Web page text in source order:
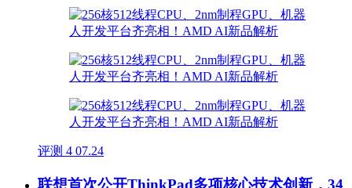
评测 4 07.24
联想首次公开ThinkPad多项核心技术创新，34